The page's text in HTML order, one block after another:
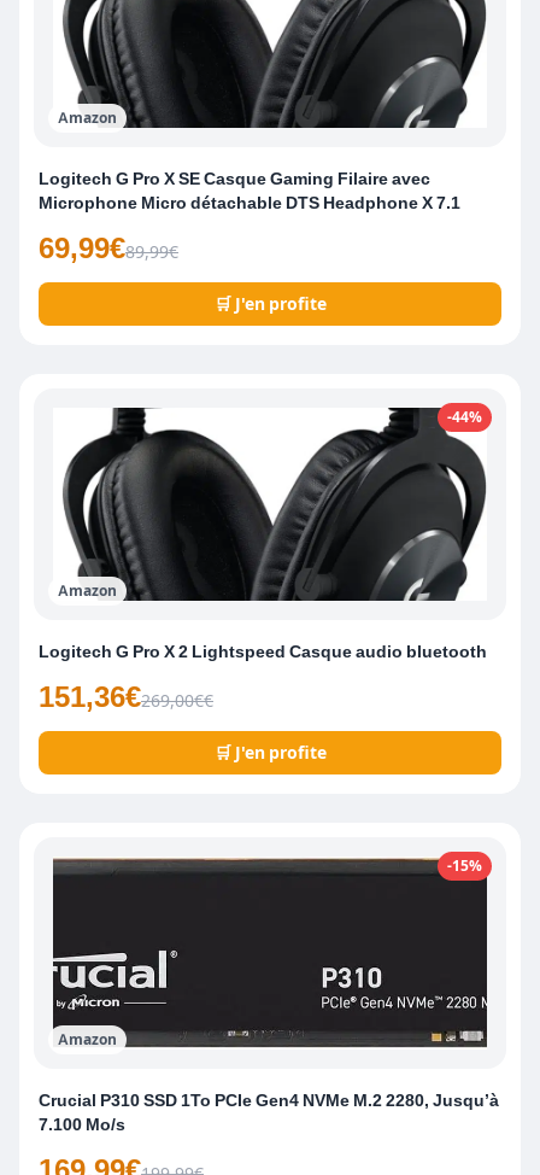
Amazon
Logitech G Pro X SE Casque Gaming Filaire avec
Microphone Micro détachable DTS Headphone X 7.1
69,99€89,99€
🛒 J'en profite
-44%
Amazon
Logitech G Pro X 2 Lightspeed Casque audio bluetooth
151,36€269,00€€
🛒 J'en profite
-15%
Amazon
Crucial P310 SSD 1To PCIe Gen4 NVMe M.2 2280, Jusqu’à
7.100 Mo/s